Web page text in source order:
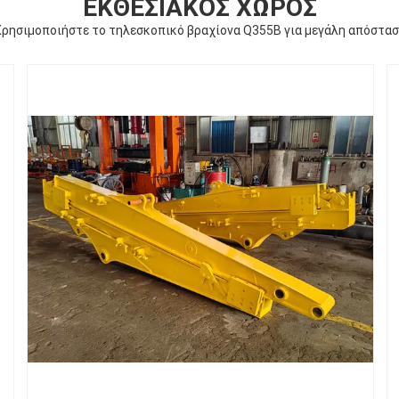
ΕΚΘΕΣΙΑΚΌΣ ΧΏΡΟΣ
το τηλεσκοπικό βραχίονα Q355B για μεγάλη